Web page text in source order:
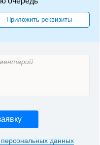
Приложить реквизиты
данных